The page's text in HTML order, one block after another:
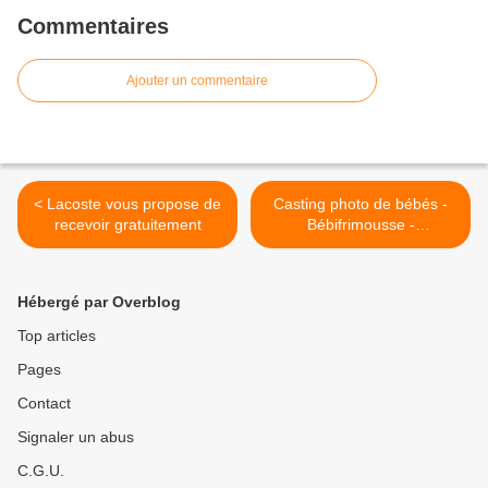
Commentaires
Ajouter un commentaire
< Lacoste vous propose de
recevoir gratuitement
Casting photo de bébés -
Bébifrimousse -
Etreenceinte.com >
Hébergé par Overblog
Top articles
Pages
Contact
Signaler un abus
C.G.U.